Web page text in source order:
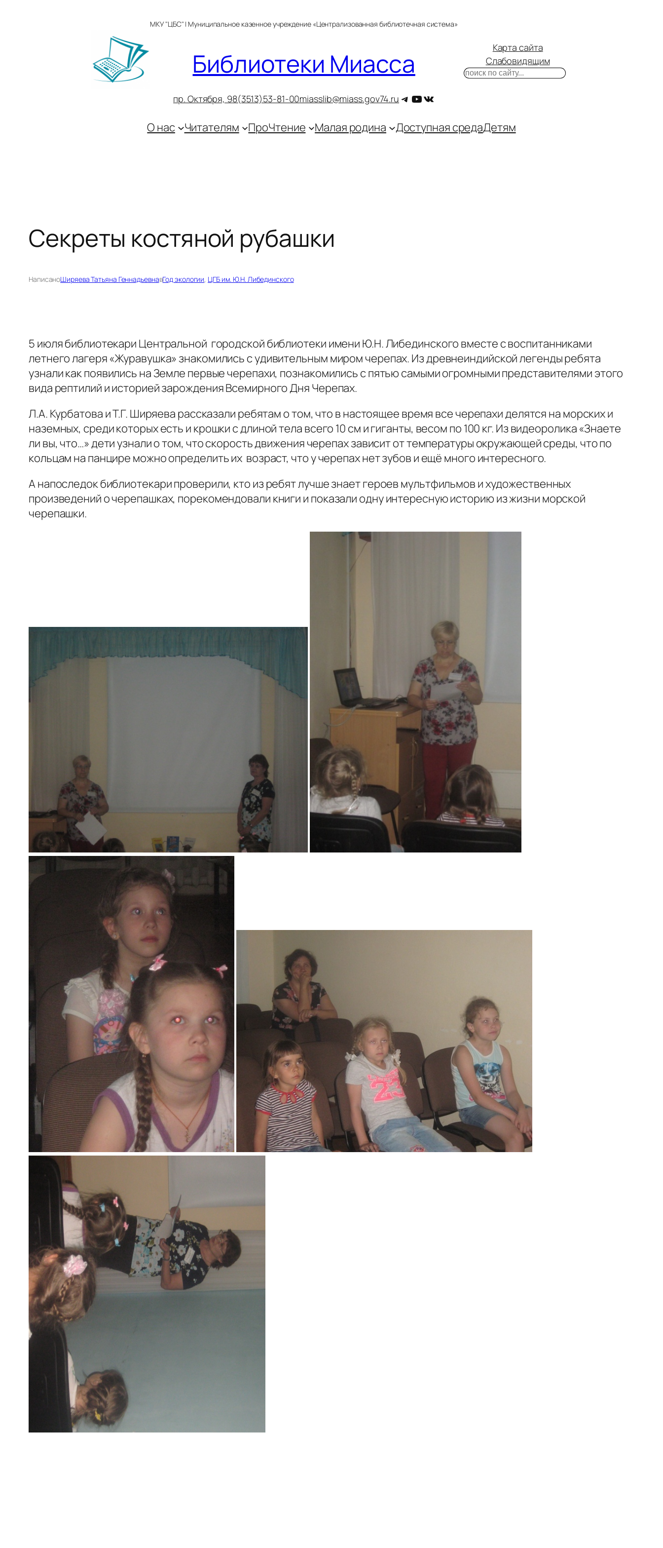
МКУ "ЦБС" | Муниципальное казенное учреждение «Централизованная библиотечная система»
Библиотеки Миасса
пр. Октября, 98(3513)53-81-00miasslib@miass.gov74.ru Telegram
YouTube
ВКонтакте
Карта сайта
Слабовидящим
Поиск
О нас Читателям ПроЧтение Малая родина Доступная средаДетям
Секреты костяной рубашки
НаписаноШиряева Татьяна ГеннадьевнавГод экологии, ЦГБ им. Ю.Н. Либединского
5 июля библиотекари Центральной городской библиотеки имени Ю.Н. Либединского вместе с воспитанниками
летнего лагеря «Журавушка» знакомились с удивительным миром черепах. Из древнеиндийской легенды ребята
узнали как появились на Земле первые черепахи, познакомились с пятью самыми огромными представителями этого
вида рептилий и историей зарождения Всемирного Дня Черепах.
Л.А. Курбатова и Т.Г. Ширяева рассказали ребятам о том, что в настоящее время все черепахи делятся на морских и
наземных, среди которых есть и крошки с длиной тела всего 10 см и гиганты, весом по 100 кг. Из видеоролика «Знаете
ли вы, что…» дети узнали о том, что скорость движения черепах зависит от температуры окружающей среды, что по
кольцам на панцире можно определить их возраст, что у черепах нет зубов и ещё много интересного.
А напоследок библиотекари проверили, кто из ребят лучше знает героев мультфильмов и художественных
произведений о черепашках, порекомендовали книги и показали одну интересную историю из жизни морской
черепашки.